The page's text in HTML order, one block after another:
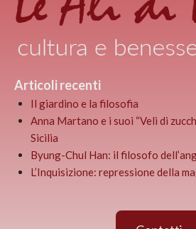
Articoli recenti
Il giardino e la filosofia
Anna Martano e i suoi “Veli di
Sicilia
Byung-Chul Han: il filosofo
L’Inquisizione: repressione della